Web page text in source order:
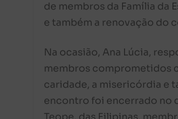
de membros da Família da
e também a renovação do
Na ocasião, Ana Lúcia,
membros comprometidos
caridade, a misericórdia e
encontro foi encerrado no